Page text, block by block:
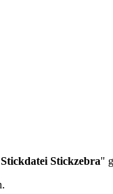
Stickdatei Stickzebra"